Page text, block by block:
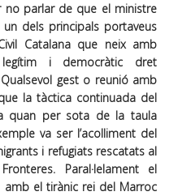
no parlar de que el ministre
un dels principals portaveus
Catalana que neix amb
i democràtic dret
gest o reunió amb
la tàctica continuada del
quan per sota de la taula
va ser l’acolliment del
i refugiats rescatats al
Paral·lelament el
amb el tirànic rei del Marroc